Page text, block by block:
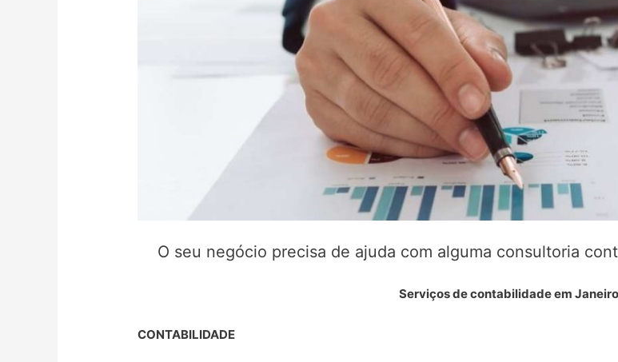
O seu negócio precisa de ajuda com alguma consultoria
Serviços de contabilidade em
CONTABILIDADE